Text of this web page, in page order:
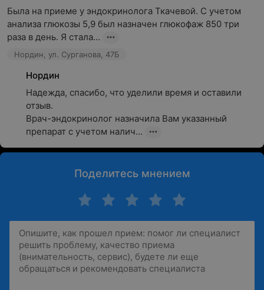
Была на приеме у эндокринолога Ткачевой. С учетом
анализа глюкозы 5,9 был назначен глюкофаж 850 три
раза в день. Я стала...
Нордин, ул. Сурганова, 47Б
Нордин
Надежда, спасибо, что уделили время и оставили
отзыв.
Врач-эндокринолог назначила Вам указанный
препарат с учетом налич...
Поделитесь мнением